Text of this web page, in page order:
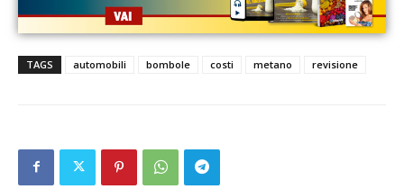
TAGS automobili bombole costi metano revisione